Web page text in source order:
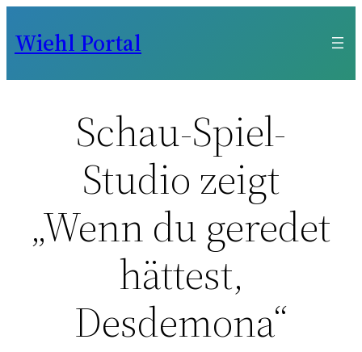
Inhalt
Wiehl Portal
Schau-Spiel-
Studio zeigt
„Wenn du geredet
hättest,
Desdemona“